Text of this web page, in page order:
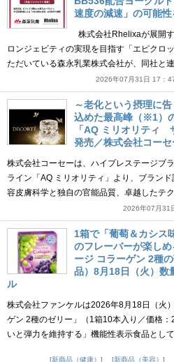
速度の減速」の可能
株式会社Rhelixaが展開
ロンジェビティの実現を目指す「エピクロ
ただいている森永乳業株式会社が、同社
2026年07月31日 17：
～老化という摂理に
込めた最高峰（※1）
「AQ ミリオリティ
発売／株式会社コーセ
株式会社コーセーは、ハイプレステージブ
ライン「AQ ミリオリティ」より、ブラン
容皮膚科学と独自の官能品質、卓越した
2026年07月31
1箱で「葡萄＆カシス
のフレーバーが楽し
ージ コラーゲン 2種
品）8月18日（火）数
ル
株式会社ファンケルは2026年8月18日（火
ゲン 2種のゼリー」（1箱10本入り／価格
いと弾力を維持する」機能性表示食品と
新商品（健康）
新商品（美容）